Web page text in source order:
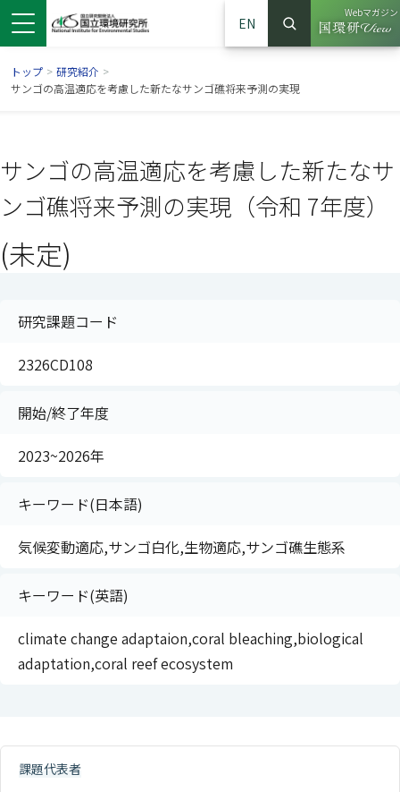
ドウで開きます）
ンドウで開きます）
ウインドウで開きます）
EN
サイト内検索
検索
Webマガジン
（別ウイ
トップ > 研究紹介 >
サンゴの高温適応を考慮した新たなサンゴ礁将来予測の実現
サンゴの高温適応を考慮した新たなサ
ンゴ礁将来予測の実現（令和 7年度）
(未定)
研究課題コード
2326CD108
開始/終了年度
2023~2026年
キーワード(日本語)
気候変動適応,サンゴ白化,生物適応,サンゴ礁生態系
キーワード(英語)
climate change adaptaion,coral bleaching,biological
adaptation,coral reef ecosystem
課題代表者